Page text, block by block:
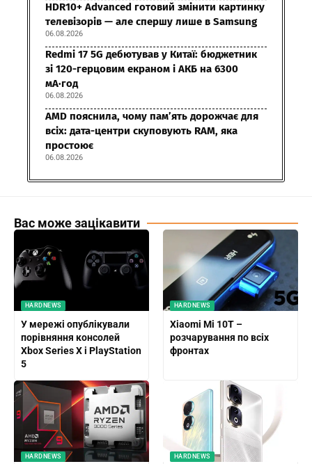
HDR10+ Advanced готовий змінити картинку
телевізорів — але спершу лише в Samsung
06.08.2026
Redmi 17 5G дебютував у Китаї: бюджетник
зі 120-герцовим екраном і АКБ на 6300
мА·год
06.08.2026
AMD пояснила, чому пам’ять дорожчає для
всіх: дата-центри скуповують RAM, яка
простоює
06.08.2026
Вас може зацікавити
HARDNEWS
У мережі опублікували
порівняння консолей
Xbox Series X і PlayStation
5
HARDNEWS
Xiaomi Mi 10T –
розчарування по всіх
фронтах
HARDNEWS HARDNEWS